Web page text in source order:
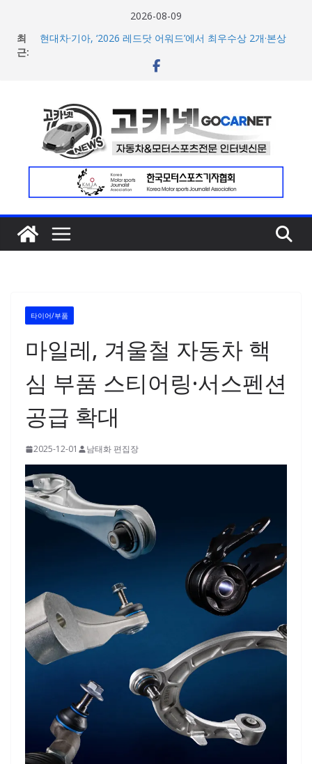
2026-08-09
최
근:
며 본격 대회 준비 돌입
현대차·기아, ‘2026 레드닷 어워드’에서 최우수상 2개·본상
벤틀리, 첫 순수 전기 어반 럭셔리 SUV 토르칼 탑재될 ‘큐레
이션 엔진’ 공개
벤틀리서울, 광주 신세계백화점에서 호남지역 최초 브랜드
팝업 오픈
타이어/부품
마일레, 겨울철 자동차 핵
심 부품 스티어링·서스펜션
공급 확대
2025-12-01 남태화 편집장